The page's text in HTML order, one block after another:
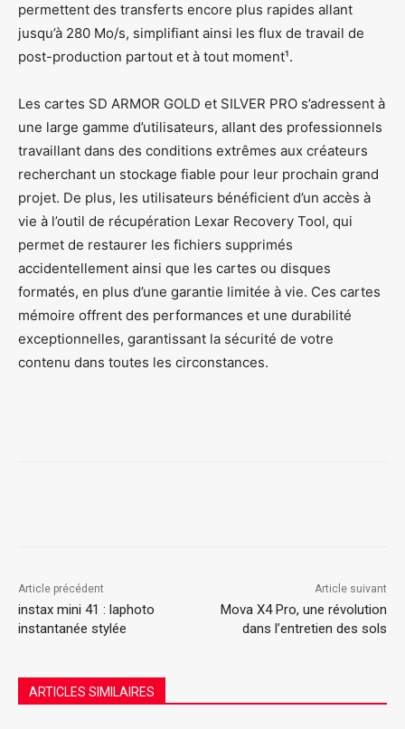
permettent des transferts encore plus rapides allant
jusqu’à 280 Mo/s, simplifiant ainsi les flux de travail de
post-production partout et à tout moment¹.
Les cartes SD ARMOR GOLD et SILVER PRO s’adressent à
une large gamme d’utilisateurs, allant des professionnels
travaillant dans des conditions extrêmes aux créateurs
recherchant un stockage fiable pour leur prochain grand
projet. De plus, les utilisateurs bénéficient d’un accès à
vie à l’outil de récupération Lexar Recovery Tool, qui
permet de restaurer les fichiers supprimés
accidentellement ainsi que les cartes ou disques
formatés, en plus d’une garantie limitée à vie. Ces cartes
mémoire offrent des performances et une durabilité
exceptionnelles, garantissant la sécurité de votre
contenu dans toutes les circonstances.
Article précédent
instax mini 41 : laphoto
instantanée stylée
Article suivant
Mova X4 Pro, une révolution
dans l’entretien des sols
ARTICLES SIMILAIRES